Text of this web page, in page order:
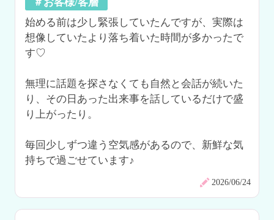
始める前は少し緊張していたんですが、実際は
想像していたより落ち着いた時間が多かったで
す♡
無理に話題を探さなくても自然と会話が続いた
り、その日あった出来事を話しているだけで盛
り上がったり。
毎回少しずつ違う空気感があるので、新鮮な気
持ちで過ごせています♪
2026/06/24